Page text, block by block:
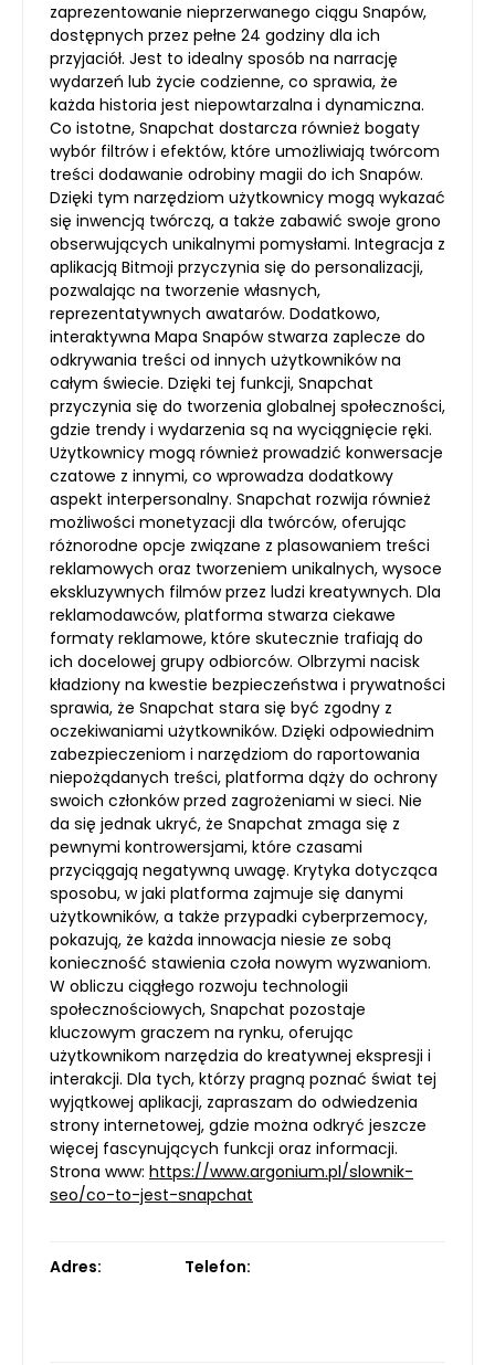
zaprezentowanie nieprzerwanego ciągu Snapów,
dostępnych przez pełne 24 godziny dla ich
przyjaciół. Jest to idealny sposób na narrację
wydarzeń lub życie codzienne, co sprawia, że
każda historia jest niepowtarzalna i dynamiczna.
Co istotne, Snapchat dostarcza również bogaty
wybór filtrów i efektów, które umożliwiają twórcom
treści dodawanie odrobiny magii do ich Snapów.
Dzięki tym narzędziom użytkownicy mogą wykazać
się inwencją twórczą, a także zabawić swoje grono
obserwujących unikalnymi pomysłami. Integracja z
aplikacją Bitmoji przyczynia się do personalizacji,
pozwalając na tworzenie własnych,
reprezentatywnych awatarów. Dodatkowo,
interaktywna Mapa Snapów stwarza zaplecze do
odkrywania treści od innych użytkowników na
całym świecie. Dzięki tej funkcji, Snapchat
przyczynia się do tworzenia globalnej społeczności,
gdzie trendy i wydarzenia są na wyciągnięcie ręki.
Użytkownicy mogą również prowadzić konwersacje
czatowe z innymi, co wprowadza dodatkowy
aspekt interpersonalny. Snapchat rozwija również
możliwości monetyzacji dla twórców, oferując
różnorodne opcje związane z plasowaniem treści
reklamowych oraz tworzeniem unikalnych, wysoce
ekskluzywnych filmów przez ludzi kreatywnych. Dla
reklamodawców, platforma stwarza ciekawe
formaty reklamowe, które skutecznie trafiają do
ich docelowej grupy odbiorców. Olbrzymi nacisk
kładziony na kwestie bezpieczeństwa i prywatności
sprawia, że Snapchat stara się być zgodny z
oczekiwaniami użytkowników. Dzięki odpowiednim
zabezpieczeniom i narzędziom do raportowania
niepożądanych treści, platforma dąży do ochrony
swoich członków przed zagrożeniami w sieci. Nie
da się jednak ukryć, że Snapchat zmaga się z
pewnymi kontrowersjami, które czasami
przyciągają negatywną uwagę. Krytyka dotycząca
sposobu, w jaki platforma zajmuje się danymi
użytkowników, a także przypadki cyberprzemocy,
pokazują, że każda innowacja niesie ze sobą
konieczność stawienia czoła nowym wyzwaniom.
W obliczu ciągłego rozwoju technologii
społecznościowych, Snapchat pozostaje
kluczowym graczem na rynku, oferując
użytkownikom narzędzia do kreatywnej ekspresji i
interakcji. Dla tych, którzy pragną poznać świat tej
wyjątkowej aplikacji, zapraszam do odwiedzenia
strony internetowej, gdzie można odkryć jeszcze
więcej fascynujących funkcji oraz informacji.
Strona www: https://www.argonium.pl/slownik-
seo/co-to-jest-snapchat
Adres: Telefon: